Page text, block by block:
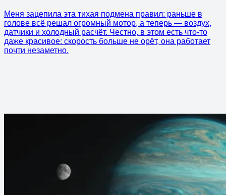
Меня зацепила эта тихая подмена правил: раньше в
голове всё решал огромный мотор, а теперь — воздух,
датчики и холодный расчёт. Честно, в этом есть что-то
даже красивое: скорость больше не орёт, она работает
почти незаметно.